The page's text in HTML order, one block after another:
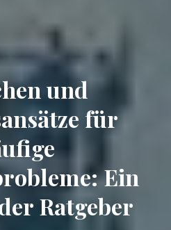
und
für
Ein
Ratgeber